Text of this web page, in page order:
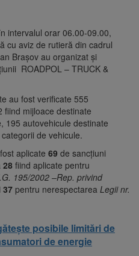
intervalul orar 06.00-09.00,
cu aviz de rutieră din cadrul
Brașov au organizat și
ROADPOL – TRUCK &
au fost verificate 555
fiind mijloace destinate
195 autovehicule destinate
de vehicule.
aplicate 69 de sancțiuni
28 fiind aplicate pentru
195/2002 –Rep. privind
37 pentru nerespectarea Legii nr.
posibile limitări de
de energie